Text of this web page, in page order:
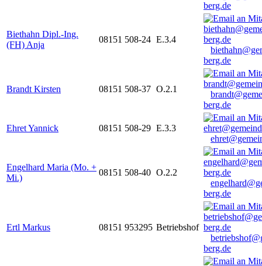
berg.de
Biethahn Dipl.-Ing.
(FH) Anja
08151 508-24 E.3.4
berg.de
Brandt Kirsten 08151 508-37 O.2.1
berg.de
Ehret Yannick 08151 508-29 E.3.3
Engelhard Maria (Mo. +
Mi.)
08151 508-40 O.2.2
berg.de
Ertl Markus 08151 953295 Betriebshof
berg.de